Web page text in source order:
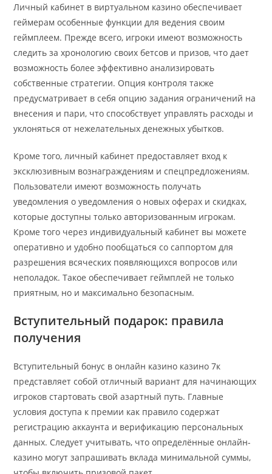
Личный кабинет в виртуальном казино обеспечивает
геймерам особенные функции для ведения своим
геймплеем. Прежде всего, игроки имеют возможность
следить за хронологию своих бетсов и призов, что дает
возможность более эффективно анализировать
собственные стратегии. Опция контроля также
предусматривает в себя опцию задания ограничений на
внесения и пари, что способствует управлять расходы и
уклоняться от нежелательных денежных убытков.
Кроме того, личный кабинет предоставляет вход к
эксклюзивным вознаграждениям и спецпредложениям.
Пользователи имеют возможность получать
уведомления о уведомления о новых оферах и скидках,
которые доступны только авторизованным игрокам.
Кроме того через индивидуальный кабинет вы можете
оперативно и удобно пообщаться со саппортом для
разрешения всяческих появляющихся вопросов или
неполадок. Такое обеспечивает геймплей не только
приятным, но и максимально безопасным.
Вступительный подарок: правила
получения
Вступительный бонус в онлайн казино казино 7к
представляет собой отличный вариант для начинающих
игроков стартовать свой азартный путь. Главные
условия доступа к премии как правило содержат
регистрацию аккаунта и верификацию персональных
данных. Следует учитывать, что определённые онлайн-
казино могут запрашивать вклада минимальной суммы,